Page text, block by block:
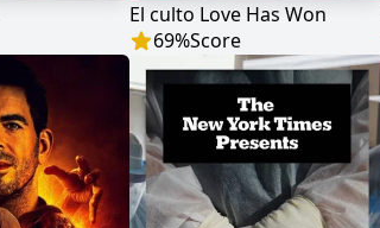
El culto Love Has Won
69%Score